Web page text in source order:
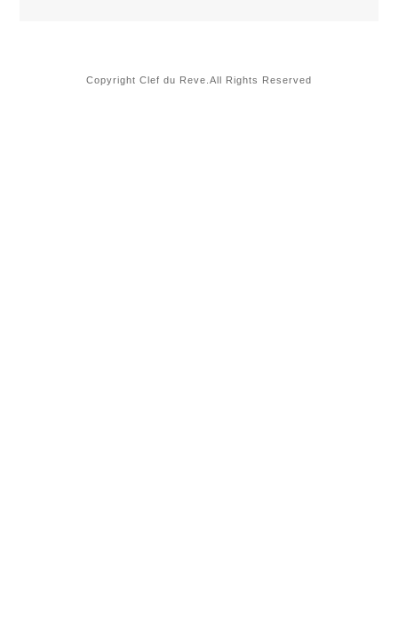
Copyright Clef du Reve.All Rights Reserved